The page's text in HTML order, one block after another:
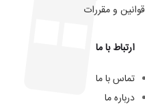
قوانین و مقررات
ارتباط با ما
تماس با ما
درباره ما